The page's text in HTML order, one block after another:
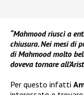
“Mahmood riuscì a
chiusura. Nei mesi di
di Mahmood molto
doveva tornare
Per questo infatti